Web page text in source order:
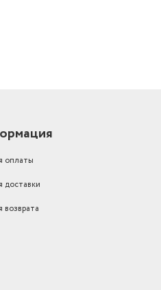
оплаты
доставки
возврата